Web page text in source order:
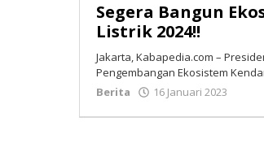
Segera Bangun
Listrik 2024!!
Jakarta, Kabapedia.com –
Pengembangan Ekosistem
Berita
16 Januari 2023